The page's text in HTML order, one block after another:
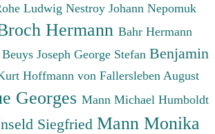
Ludwig Nestroy Johann Nepomuk
Hermann Bahr Hermann
Beuys Joseph George Stefan Benjamin
Hoffmann von Fallersleben August
Georges Mann Michael Humboldt
Siegfried Mann Monika